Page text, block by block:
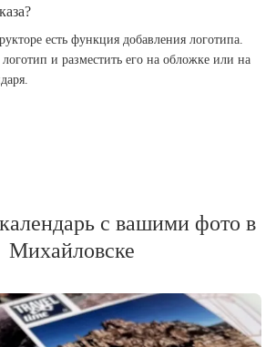
есть функция добавления логотипа.
и разместить его на обложке или на
с вашими фото в
Михайловске